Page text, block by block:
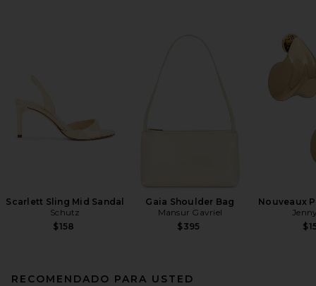
Scarlett Sling Mid Sandal
Schutz
$158
Gaia Shoulder Bag
Mansur Gavriel
$395
Nouveaux
RECOMENDADO PARA USTED